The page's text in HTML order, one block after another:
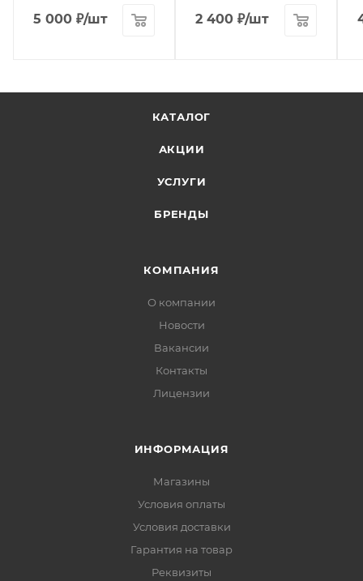
5 000 ₽/шт 2 400 ₽/шт
КАТАЛОГ
АКЦИИ
УСЛУГИ
БРЕНДЫ
КОМПАНИЯ
О компании
Новости
Вакансии
Контакты
Лицензии
ИНФОРМАЦИЯ
Магазины
Условия оплаты
Условия доставки
Гарантия на товар
Реквизиты